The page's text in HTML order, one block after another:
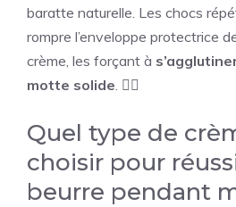
baratte naturelle. Les chocs
rompre l’enveloppe protectrice
crème, les forçant à
motte solide. 🏃‍♂️
Quel type de
choisir pour
beurre pendant